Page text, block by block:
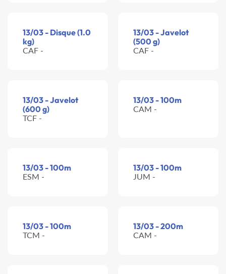
13/03 - Disque (1.0
kg)
CAF -
13/03 - Javelot
(500 g)
CAF -
13/03 - Javelot
(600 g)
TCF -
13/03 - 100m
CAM -
13/03 - 100m
ESM -
13/03 - 100m
JUM -
13/03 - 100m
TCM -
13/03 - 200m
CAM -